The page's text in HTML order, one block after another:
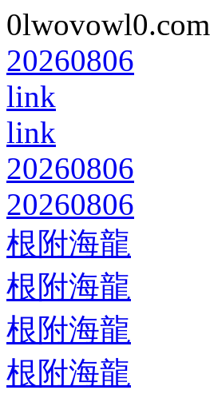
0lwovowl0.com
20260806
link
link
20260806
20260806
根附海龍
根附海龍
根附海龍
根附海龍